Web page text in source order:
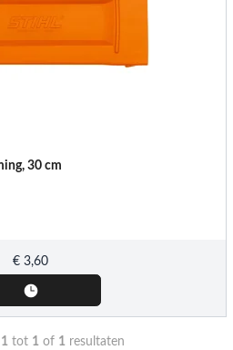
30 cm
€ 3,60
1tot 1of 1resultaten